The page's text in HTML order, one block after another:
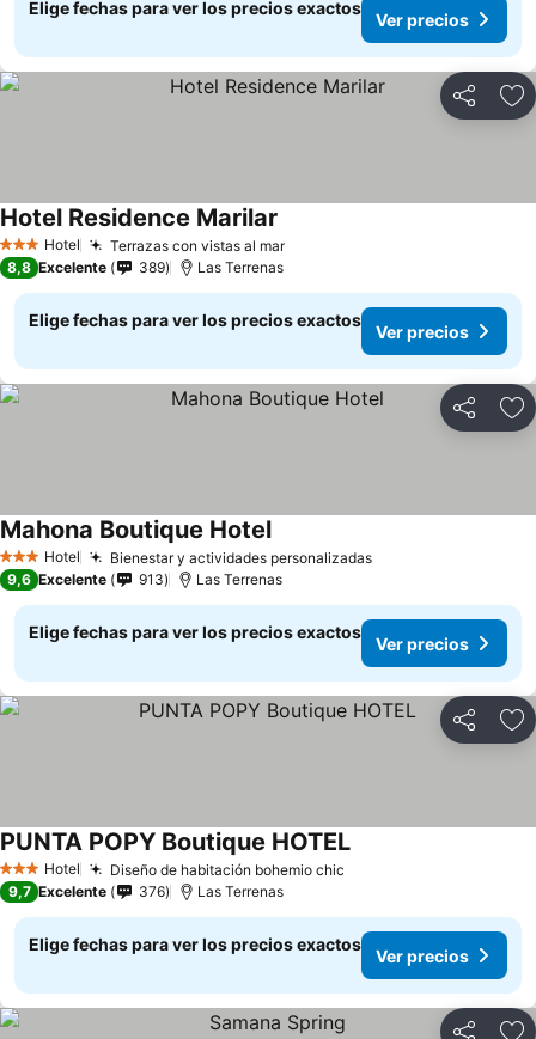
Elige fechas para ver los precios exactos
Ver precios
Compartir
3 Estrellas
Hotel Terrazas con vistas al marVer precios
Hotel Residence Marilar
8,8 Excelente 389 Las Terrenas
Elige fechas para ver los precios exactos
Ver precios
Compartir
3 Estrellas
Hotel Bienestar y actividades personalizadasVer precios
Mahona Boutique HotelVer precios
9,6 Excelente 913 Las Terrenas
Elige fechas para ver los precios exactos
Ver precios
Compartir
3 Estrellas
Hotel Diseño de habitación bohemio chic
PUNTA POPY Boutique HOTELVer precios
9,7 Excelente 376 Las Terrenas
Elige fechas para ver los precios exactos
Ver precios